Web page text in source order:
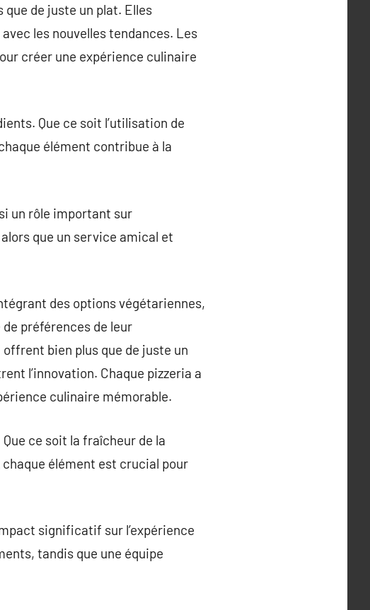
que de juste un plat. Elles
les nouvelles tendances. Les
créer une expérience culinaire
Que ce soit l’utilisation de
élément contribue à la
un rôle important sur
que un service amical et
des options végétariennes,
préférences de leur
bien plus que de juste un
l’innovation. Chaque pizzeria a
culinaire mémorable.
ce soit la fraîcheur de la
élément est crucial pour
significatif sur l’expérience
tandis que une équipe